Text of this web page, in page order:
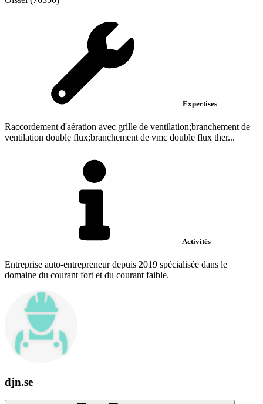
Expertises
Raccordement d'aération avec grille de ventilation;branchement de
ventilation double flux;branchement de vmc double flux ther...
Activités
Entreprise auto-entrepreneur depuis 2019 spécialisée dans le
domaine du courant fort et du courant faible.
djn.se